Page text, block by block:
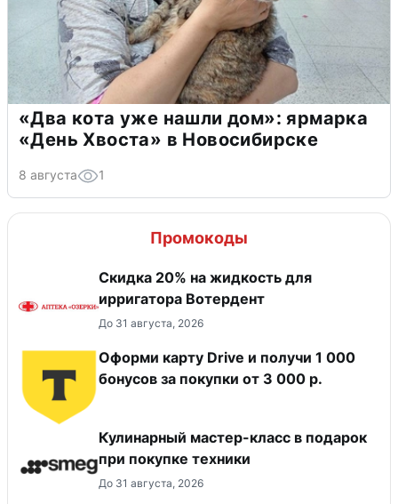
«Два кота уже нашли дом»: ярмарка
«День Хвоста» в Новосибирске
8 августа 1
Промокоды
Скидка 20% на жидкость для
ирригатора Вотердент
До 31 августа, 2026
Оформи карту Drive и получи 1 000
бонусов за покупки от 3 000 р.
Кулинарный мастер-класс в подарок
при покупке техники
До 31 августа, 2026